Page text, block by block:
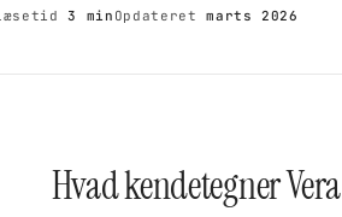
3 min Opdateretmarts 2026
Hvad kendetegner